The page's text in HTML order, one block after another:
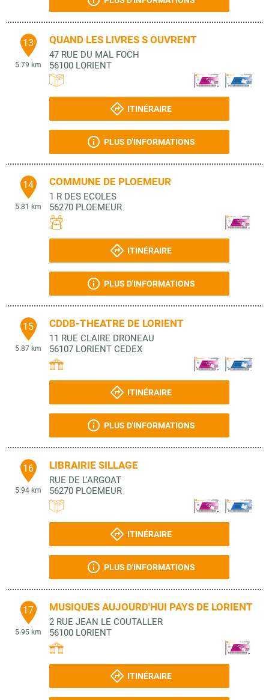
13
5.79 km
QUAND LES LIVRES S OUVRENT
47 RUE DU MAL FOCH
56100 LORIENT
ITINÉRAIRE
PLUS D'INFORMATIONS
14
5.81 km
COMMUNE DE PLOEMEUR
1 R DES ECOLES
56270 PLOEMEUR
ITINÉRAIRE
PLUS D'INFORMATIONS
15
5.87 km
CDDB-THEATRE DE LORIENT
11 RUE CLAIRE DRONEAU
56107 LORIENT CEDEX
ITINÉRAIRE
PLUS D'INFORMATIONS
16
5.94 km
LIBRAIRIE SILLAGE
RUE DE L'ARGOAT
56270 PLOEMEUR
ITINÉRAIRE
PLUS D'INFORMATIONS
17
5.95 km
MUSIQUES AUJOURD'HUI PAYS DE LORIENT
2 RUE JEAN LE COUTALLER
56100 LORIENT
ITINÉRAIRE